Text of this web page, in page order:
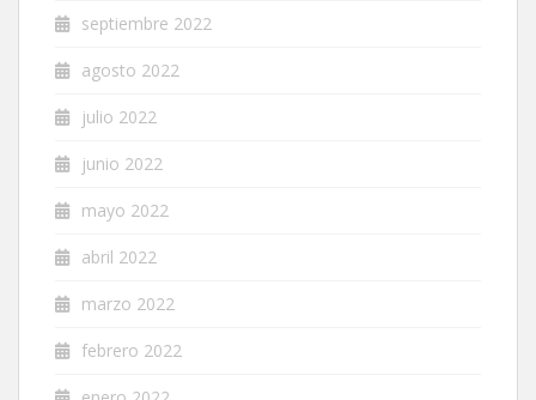
septiembre 2022
agosto 2022
julio 2022
junio 2022
mayo 2022
abril 2022
marzo 2022
febrero 2022